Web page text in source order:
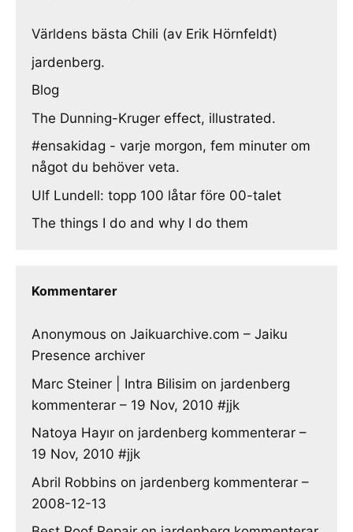
Världens bästa Chili (av Erik Hörnfeldt)
jardenberg.
Blog
The Dunning-Kruger effect, illustrated.
#ensakidag - varje morgon, fem minuter om
något du behöver veta.
Ulf Lundell: topp 100 låtar före 00-talet
The things I do and why I do them
Kommentarer
Anonymous on Jaikuarchive.com – Jaiku
Presence archiver
Marc Steiner | Intra Bilisim on jardenberg
kommenterar – 19 Nov, 2010 #jjk
Natoya Hayır on jardenberg kommenterar –
19 Nov, 2010 #jjk
Abril Robbins on jardenberg kommenterar –
2008-12-13